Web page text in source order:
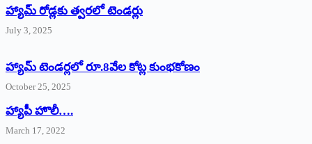
హ్యామ్‌ రోడ్లకు త్వరలో టెండర్లు
July 3, 2025
హ్యామ్‌ ‌టెండర్లలో రూ.8వేల కోట్ల కుంభకోణం
October 25, 2025
హ్యాపీ హొలీ….
March 17, 2022